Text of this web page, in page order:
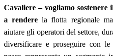
Cavaliere – vogliamo sostenere
a rendere la flotta regionale
aiutare gli operatori del settore,
diversificare e proseguire con